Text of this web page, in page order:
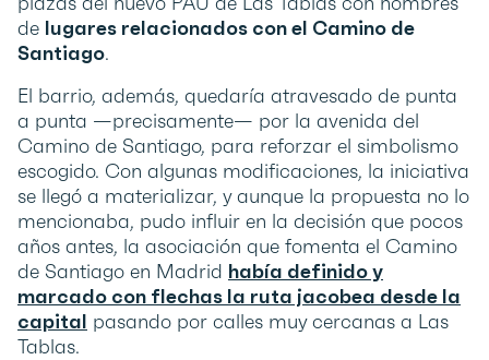
de lugares relacionados con el Camino de
Santiago.
El barrio, además, quedaría atravesado de punta
a punta —precisamente— por la avenida del
Camino de Santiago, para reforzar el simbolismo
escogido. Con algunas modificaciones, la iniciativa
se llegó a materializar, y aunque la propuesta no lo
mencionaba, pudo influir en la decisión que pocos
años antes, la asociación que fomenta el Camino
de Santiago en Madrid había definido y
marcado con flechas la ruta jacobea desde la
capital pasando por calles muy cercanas a Las
Tablas.